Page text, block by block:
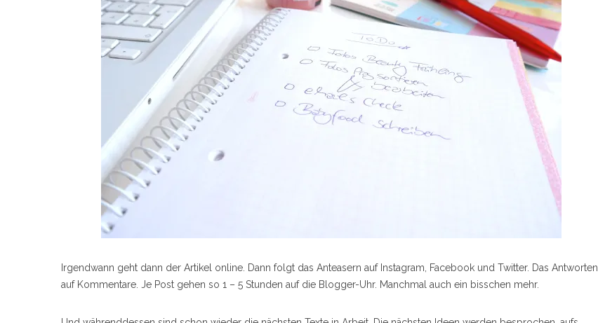
Irgendwann geht dann der Artikel online. Dann folgt das Anteasern auf Instagram, Facebook und Twitter. Das Antworten
auf Kommentare. Je Post gehen so 1 – 5 Stunden auf die Blogger-Uhr. Manchmal auch ein bisschen mehr.